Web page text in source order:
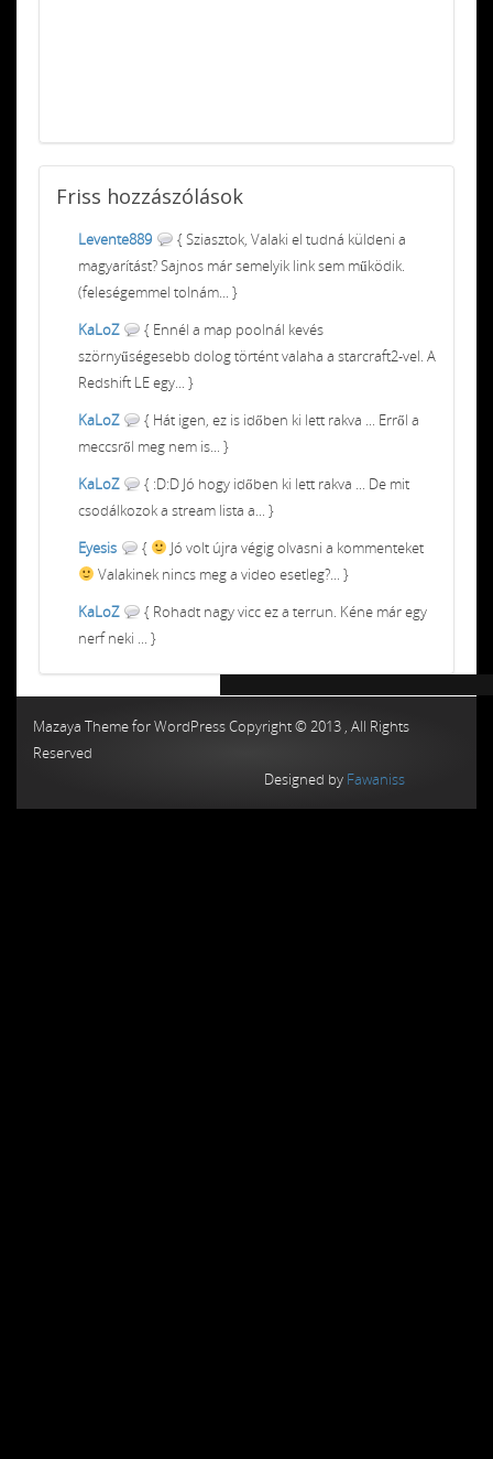
Friss hozzászólások
Levente889
{ Sziasztok, Valaki el tudná küldeni a
magyarítást? Sajnos már semelyik link sem működik.
(feleségemmel tolnám... }
KaLoZ
{ Ennél a map poolnál kevés
szörnyűségesebb dolog történt valaha a starcraft2-vel. A
Redshift LE egy... }
KaLoZ
{ Hát igen, ez is időben ki lett rakva ... Erről a
meccsről meg nem is... }
KaLoZ
{ :D:D Jó hogy időben ki lett rakva ... De mit
csodálkozok a stream lista a... }
Eyesis
{
Jó volt újra végig olvasni a kommenteket
Valakinek nincs meg a video esetleg?... }
KaLoZ
{ Rohadt nagy vicc ez a terrun. Kéne már egy
nerf neki ... }
Mazaya Theme for WordPress Copyright © 2013 , All Rights
Reserved
Designed by Fawaniss